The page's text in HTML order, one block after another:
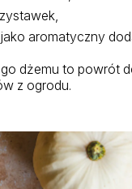
aromatyczny
dżemu to powrót
z ogrodu.